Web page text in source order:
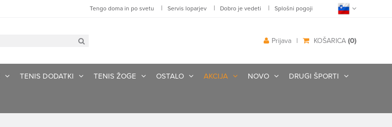
Tengo doma in po svetu | Servis loparjev | Dobro je vedeti | Splošni pogoji
KOŠARICA (0)
|
Prijava
TENIS DODATKI TENIS ŽOGE OSTALO AKCIJA NOVO DRUGI ŠPORTI